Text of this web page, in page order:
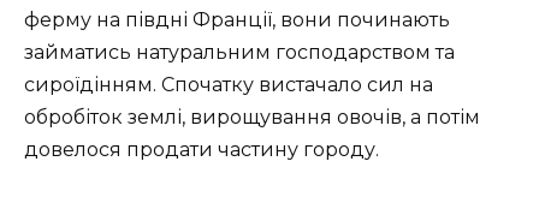
ферму на півдні Франції, вони починають
займатись натуральним господарством та
сироїдінням. Спочатку вистачало сил на
обробіток землі, вирощування овочів, а потім
довелося продати частину городу.